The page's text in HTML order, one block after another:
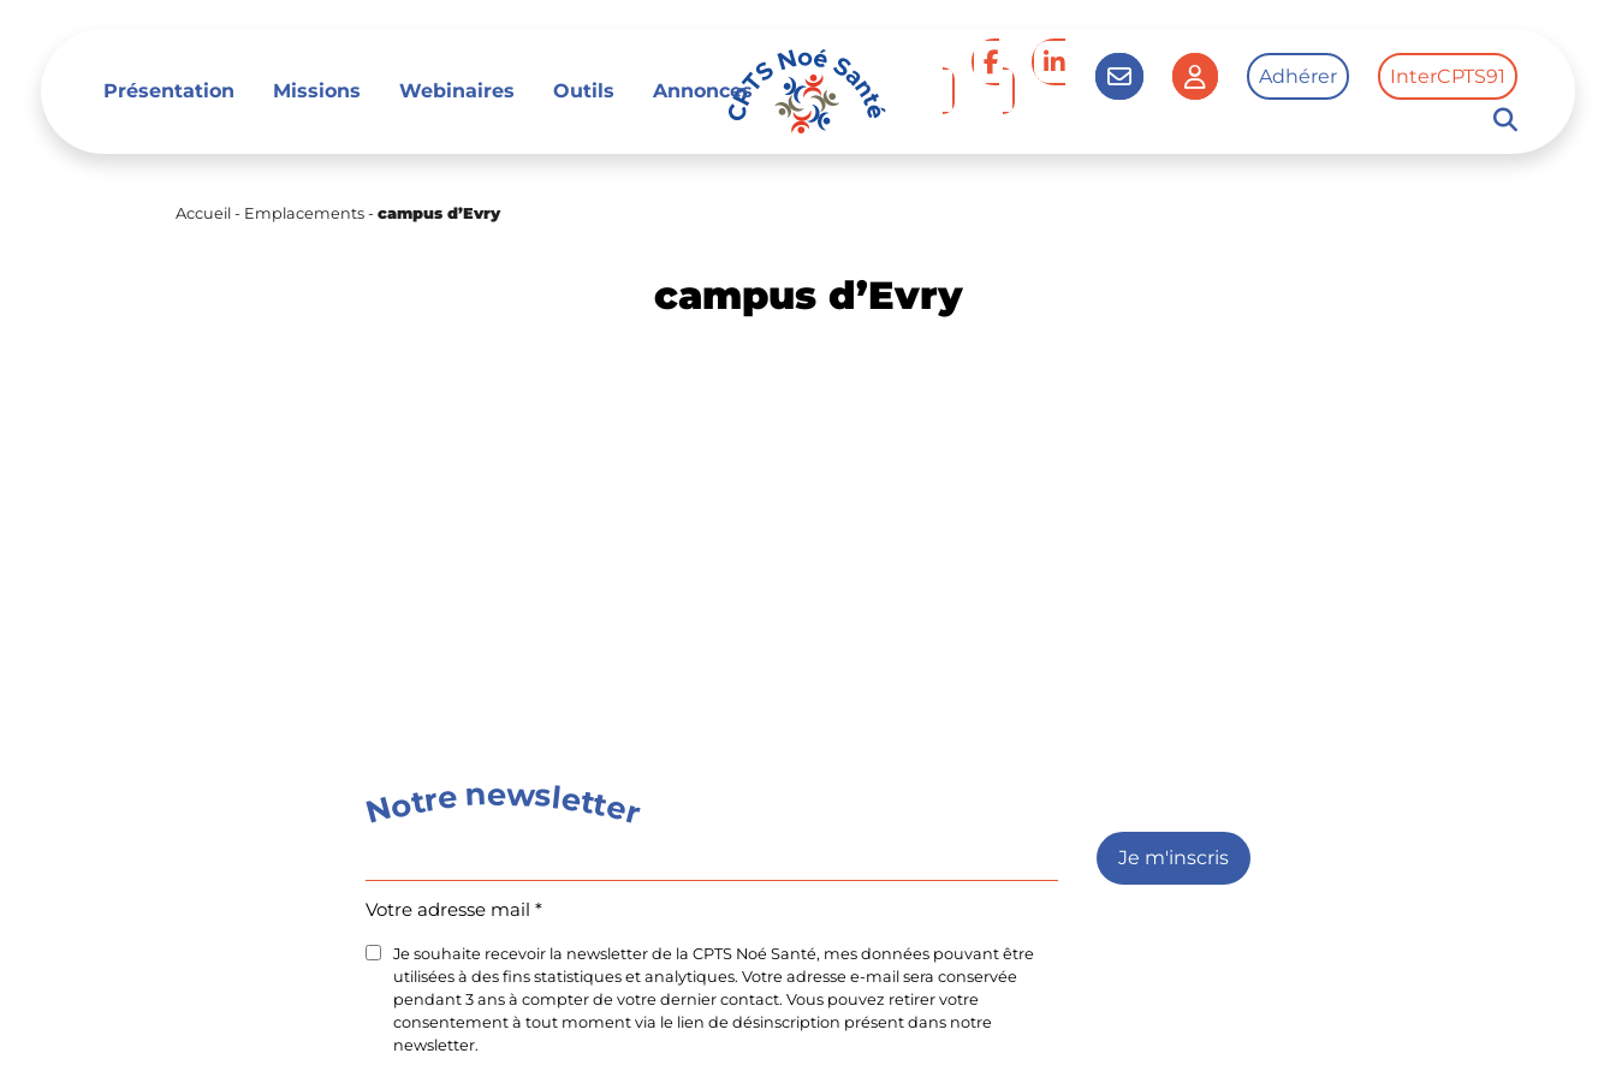
Présentation Missions Webinaires Outils Annonces Accéder à Facebook de CPTS
Accéder à Linkedin de CPTS
Adhérer InterCPTS91
Accueil - Emplacements - campus d’Evry
campus d’Evry
Notre newsletter
mail
Votre adresse mail *
Je souhaite recevoir la newsletter de la CPTS Noé Santé, mes données pouvant être
utilisées à des fins statistiques et analytiques. Votre adresse e-mail sera conservée
pendant 3 ans à compter de votre dernier contact. Vous pouvez retirer votre
consentement à tout moment via le lien de désinscription présent dans notre
newsletter.